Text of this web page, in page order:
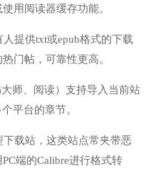
用阅读器缓存功能。
提供txt或epub格式的下载
门帖，可靠性更高。
师、阅读）支持导入当前站
平台的章节。
载站，这类站点常夹带恶
端的Calibre进行格式转